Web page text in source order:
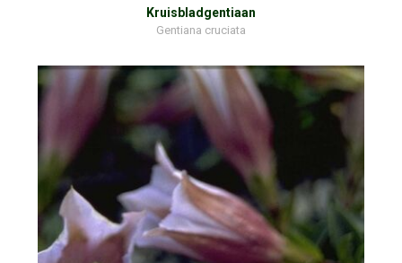
Kruisbladgentiaan
Gentiana cruciata